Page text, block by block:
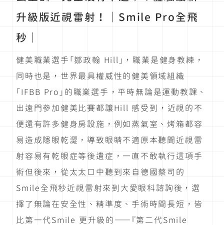
升級版近視雷射！｜Smile Pro全飛
秒｜
健美職業選手「鄒政翰 Hill」，職業是健身教練，
同時也是，世界最具權威性的健美領域組織
「IFBB Pro」的職業選手，平時無論是運動教課、
出遠門參加健美比賽都讓Hill 感受到，近視的不
便還有許多健身房設施，例如蒸氣室、烤箱都容
易造成隱眼乾澀，導致眼睛不適原本聽聞近視雷
射容易有乾眼症等後遺症，一直不敢執行這項手
術但後來，從太太口中聽到來自德國蔡司的
Smile全飛秒近視雷射來到大愛眼科諮詢後，選
擇了無論在安全性、精準度、手術時間長短，皆
比第一代Smile 更升級的——『第二代Smile